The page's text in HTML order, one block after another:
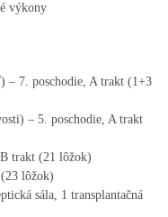
výkony
– 7. poschodie, A trakt (1+3
– 5. poschodie, A trakt
trakt (21 lôžok)
lôžok)
sála, 1 transplantačná